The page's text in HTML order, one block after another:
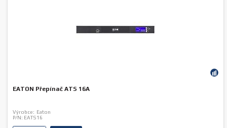
EATON Přepínač ATS 16A
Výrobce: Eaton
P/N: EATS16